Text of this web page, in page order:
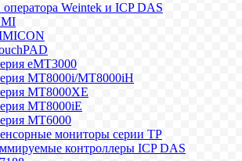
Weintek и ICP DAS
eMT3000
MT8000i/MT8000iH
MT8000XE
MT8000iE
MT6000
мониторы серии TP
контроллеры ICP DAS